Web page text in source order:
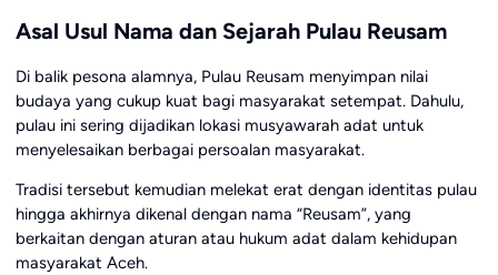
Asal Usul Nama dan Sejarah Pulau Reusam
Di balik pesona alamnya, Pulau Reusam menyimpan nilai
budaya yang cukup kuat bagi masyarakat setempat. Dahulu,
pulau ini sering dijadikan lokasi musyawarah adat untuk
menyelesaikan berbagai persoalan masyarakat.
Tradisi tersebut kemudian melekat erat dengan identitas pulau
hingga akhirnya dikenal dengan nama “Reusam”, yang
berkaitan dengan aturan atau hukum adat dalam kehidupan
masyarakat Aceh.